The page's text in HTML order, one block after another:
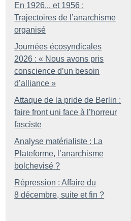
En 1926... et 1956 :
Trajectoires de l’anarchisme
organisé
Journées écosyndicales
2026 : « Nous avons pris
conscience d’un besoin
d’alliance »
Attaque de la pride de Berlin :
faire front uni face à l’horreur
fasciste
Analyse matérialiste : La
Plateforme, l’anarchisme
bolchevisé ?
Répression : Affaire du
8 décembre, suite et fin ?